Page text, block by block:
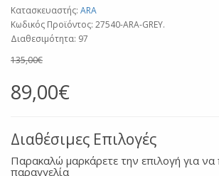
Κατασκευαστής: ARA
Κωδικός Προϊόντος: 27540-ARA-GREY.
Διαθεσιμότητα: 97
135,00€
89,00€
Διαθέσιμες Επιλογές
Παρακαλώ μαρκάρετε την επιλογή για
παραγγελία